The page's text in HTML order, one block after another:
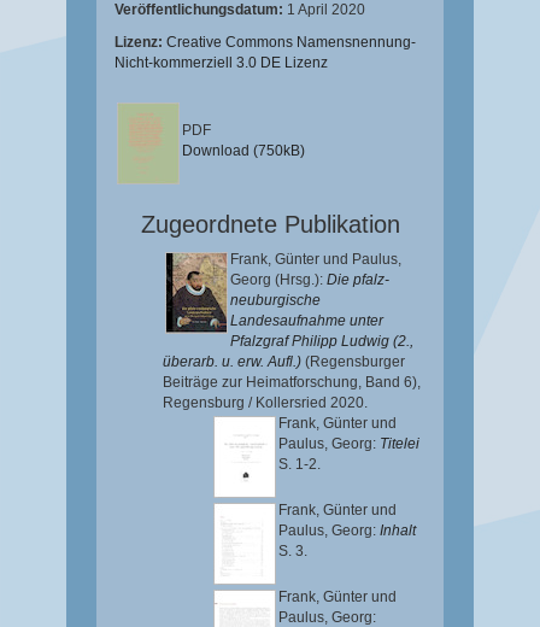
Veröffentlichungsdatum: 1 April 2020
Lizenz: Creative Commons Namensnennung-
Nicht-kommerziell 3.0 DE Lizenz
PDF
Download (750kB)
Zugeordnete Publikation
Frank, Günter und Paulus,
Georg (Hrsg.): Die pfalz-
neuburgische
Landesaufnahme unter
Pfalzgraf Philipp Ludwig (2.,
überarb. u. erw. Aufl.) (Regensburger
Beiträge zur Heimatforschung, Band 6),
Regensburg / Kollersried 2020.
Frank, Günter und
Paulus, Georg: Titelei
S. 1-2.
Frank, Günter und
Paulus, Georg: Inhalt
S. 3.
Frank, Günter und
Paulus, Georg: